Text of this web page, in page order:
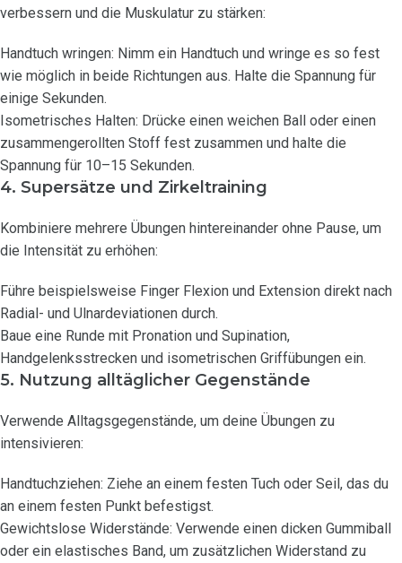
verbessern und die Muskulatur zu stärken:
Handtuch wringen: Nimm ein Handtuch und wringe es so fest
wie möglich in beide Richtungen aus. Halte die Spannung für
einige Sekunden.
Isometrisches Halten: Drücke einen weichen Ball oder einen
zusammengerollten Stoff fest zusammen und halte die
Spannung für 10–15 Sekunden.
4. Supersätze und Zirkeltraining
Kombiniere mehrere Übungen hintereinander ohne Pause, um
die Intensität zu erhöhen:
Führe beispielsweise Finger Flexion und Extension direkt nach
Radial- und Ulnardeviationen durch.
Baue eine Runde mit Pronation und Supination,
Handgelenksstrecken und isometrischen Griffübungen ein.
5. Nutzung alltäglicher Gegenstände
Verwende Alltagsgegenstände, um deine Übungen zu
intensivieren:
Handtuchziehen: Ziehe an einem festen Tuch oder Seil, das du
an einem festen Punkt befestigst.
Gewichtslose Widerstände: Verwende einen dicken Gummiball
oder ein elastisches Band, um zusätzlichen Widerstand zu